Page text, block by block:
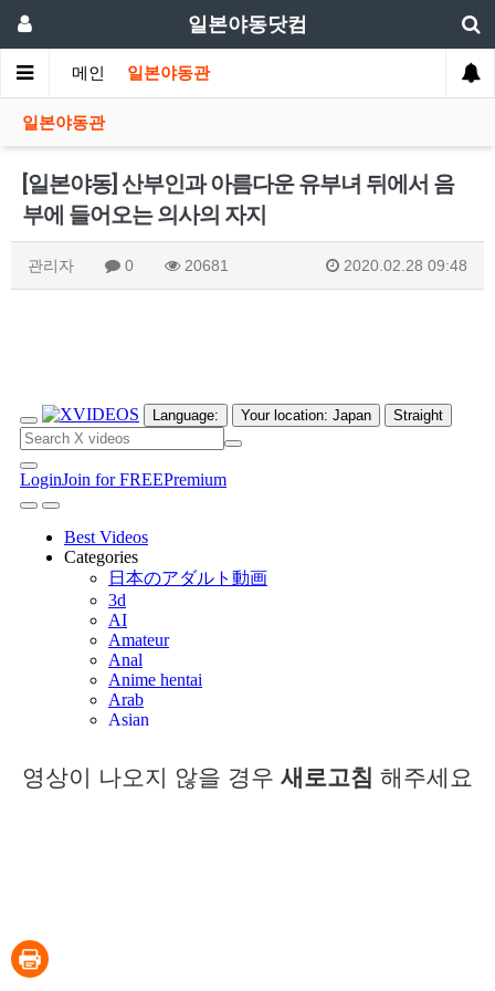
일본야동닷컴
메인 일본야동관
일본야동관
[일본야동] 산부인과 아름다운 유부녀 뒤에서 음
부에 들어오는 의사의 자지
관리자 0 20681 2020.02.28 09:48
영상이 나오지 않을 경우 새로고침 해주세요